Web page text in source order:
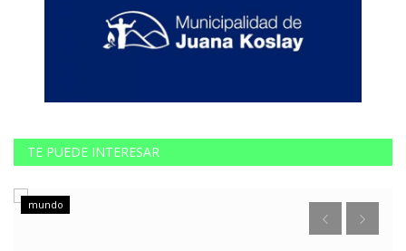
TE PUEDE INTERESAR
mundo